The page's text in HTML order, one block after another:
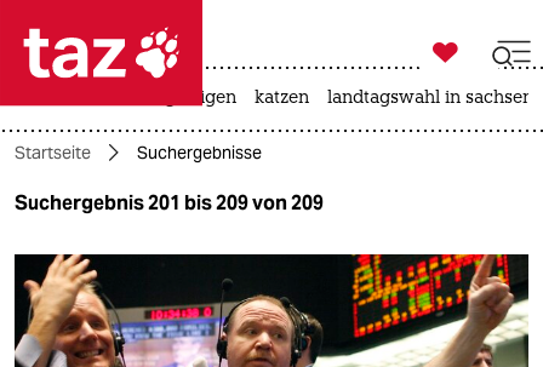
 taz zahl ich
taz zahl ich
themen
politik
öko

taz zahl ich
bergsteigen katzen landtagswahl in
Startseite Suchergebnisse
Suchergebnis 201 bis 209 von 209